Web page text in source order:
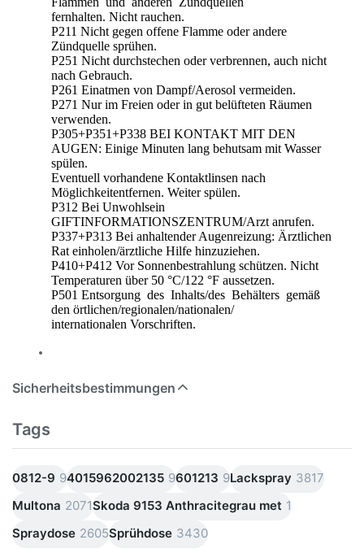
fernhalten. Nicht rauchen.
P211 Nicht gegen offene Flamme oder andere
Zündquelle sprühen.
P251 Nicht durchstechen oder verbrennen, auch nicht
nach Gebrauch.
P261 Einatmen von Dampf/Aerosol vermeiden.
P271 Nur im Freien oder in gut belüfteten Räumen
verwenden.
P305+P351+P338 BEI KONTAKT MIT DEN
AUGEN: Einige Minuten lang behutsam mit Wasser
spülen.
Eventuell vorhandene Kontaktlinsen nach
Möglichkeitentfernen. Weiter spülen.
P312 Bei Unwohlsein
GIFTINFORMATIONSZENTRUM/Arzt anrufen.
P337+P313 Bei anhaltender Augenreizung: Ärztlichen
Rat einholen/ärztliche Hilfe hinzuziehen.
P410+P412 Vor Sonnenbestrahlung schützen. Nicht
Temperaturen über 50 °C/122 °F aussetzen.
P501 Entsorgung des Inhalts/des Behälters gemäß
den örtlichen/regionalen/nationalen/
internationalen Vorschriften.
Sicherheitsbestimmungen
Tags
0812-9 94015962002135 9601213 9Lackspray 3817
Multona 2071Skoda 9153 Anthracitegrau met 1
Spraydose 2605Sprühdose 3430